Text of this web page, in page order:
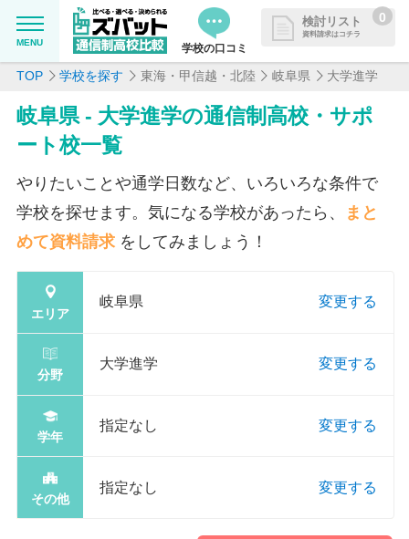
MENU 学校の口コミ
検討リスト
資料請求はコチラ
0
追加した学校を一覧で確認・まと
MENU
学校を探したい
通信制高校について知りたい
はじめての方へ
よくある質問
掲載を希望される学校様へ
TOP 学校を探す 東海・甲信越・北陸 岐阜県 大学進学
岐阜県 - 大学進学の通信制高校・サポ
ート校一覧
やりたいことや通学日数など、いろいろな条件で
学校を探せます。気になる学校があったら、
まと
めて資料請求をしてみましょう！
エリア
岐阜県 変更する
分野
大学進学 変更する
学年
指定なし 変更する
その他
指定なし 変更する